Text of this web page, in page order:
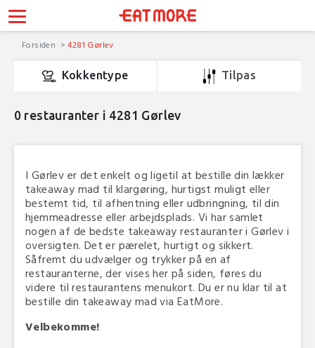
Forsiden 4281 Gørlev
Kokkentype Tilpas
0 restauranter i 4281 Gørlev
I Gørlev er det enkelt og ligetil at bestille din lækker
takeaway mad til klargøring, hurtigst muligt eller
bestemt tid, til afhentning eller udbringning, til din
hjemmeadresse eller arbejdsplads. Vi har samlet
nogen af de bedste takeaway restauranter i Gørlev i
oversigten. Det er pærelet, hurtigt og sikkert.
Såfremt du udvælger og trykker på en af
restauranterne, der vises her på siden, føres du
videre til restaurantens menukort. Du er nu klar til at
bestille din takeaway mad via EatMore.
Velbekomme!